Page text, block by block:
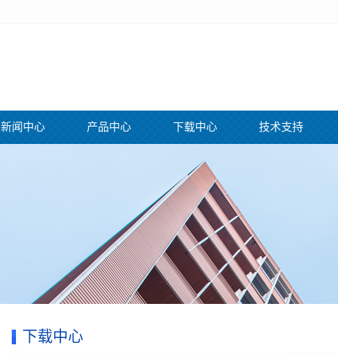
新闻中心 产品中心 下载中心 技术支持
下载中心